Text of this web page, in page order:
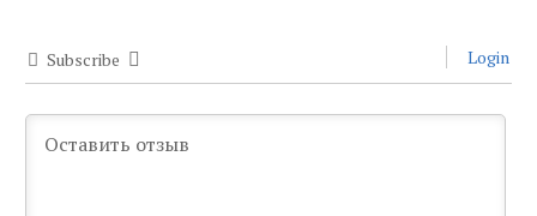
Subscribe Login